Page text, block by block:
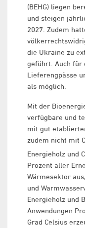
(BEHG) liegen
und steigen
2027. Zudem
die Ukraine zu
geführt. Auch für
Lieferengpässe
als möglich.
Mit der
verfügbare und
mit gut
zudem nicht mit
Energieholz und
Prozent aller
Wärmesektor
und
Energieholz und
Anwendungen
Grad Celsius